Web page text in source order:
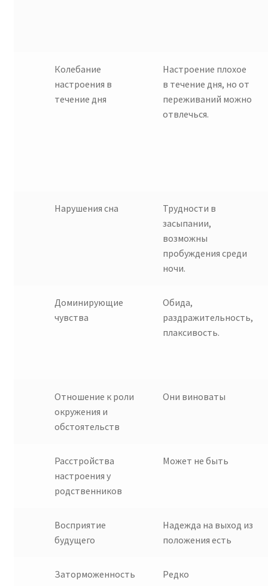
Колебание
настроения в
течение дня
Настроение плохое
в течение дня, но от
переживаний можно
отвлечься.
Нарушения сна
Трудности в
засыпании,
возможны
пробуждения среди
ночи.
Доминирующие
чувства
Обида,
раздражительность,
плаксивость.
Отношение к роли
окружения и
обстоятельств
Они виноваты
Расстройства
настроения у
родственников
Может не быть
Восприятие
будущего
Надежда на выход из
положения есть
Заторможенность Редко